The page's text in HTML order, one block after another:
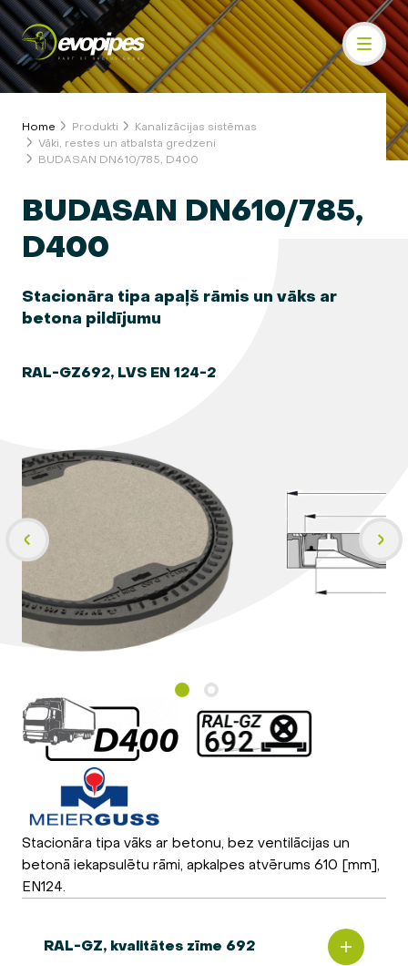
Home Produkti
Kanalizācijas sistēmas
Vāki, restes un atbalsta gredzeni
BUDASAN DN610/785, D400
BUDASAN DN610/785,
D400
Stacionāra tipa apaļš rāmis un vāks ar
betona pildījumu
RAL-GZ692, LVS EN 124-2
Stacionāra tipa vāks ar betonu, bez ventilācijas un
betonā iekapsulētu rāmi, apkalpes atvērums 610 [mm],
EN124.
RAL-GZ, kvalitātes zīme 692